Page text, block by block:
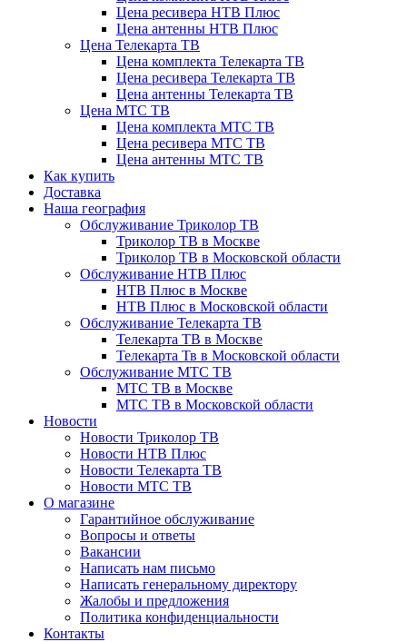
Цена ресивера НТВ Плюс
Цена антенны НТВ Плюс
Цена Телекарта ТВ
Цена комплекта Телекарта ТВ
Цена ресивера Телекарта ТВ
Цена антенны Телекарта ТВ
Цена МТС ТВ
Цена комплекта МТС ТВ
Цена ресивера МТС ТВ
Цена антенны МТС ТВ
Как купить
Доставка
Наша география
Обслуживание Триколор ТВ
Триколор ТВ в Москве
Триколор ТВ в Московской области
Обслуживание НТВ Плюс
НТВ Плюс в Москве
НТВ Плюс в Московской области
Обслуживание Телекарта ТВ
Телекарта ТВ в Москве
Телекарта Тв в Московской области
Обслуживание МТС ТВ
МТС ТВ в Москве
МТС ТВ в Московской области
Новости
Новости Триколор ТВ
Новости НТВ Плюс
Новости Телекарта ТВ
Новости МТС ТВ
О магазине
Гарантийное обслуживание
Вопросы и ответы
Вакансии
Написать нам письмо
Написать генеральному директору
Жалобы и предложения
Политика конфиденциальности
Контакты